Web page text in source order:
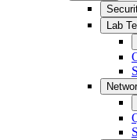
Lab